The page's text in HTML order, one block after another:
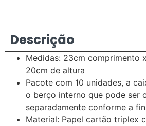
Descrição
Medidas: 23cm comprimento
20cm de altura
Pacote com 10 unidades, a
o berço interno que pode ser
separadamente conforme a
Material: Papel cartão triplex